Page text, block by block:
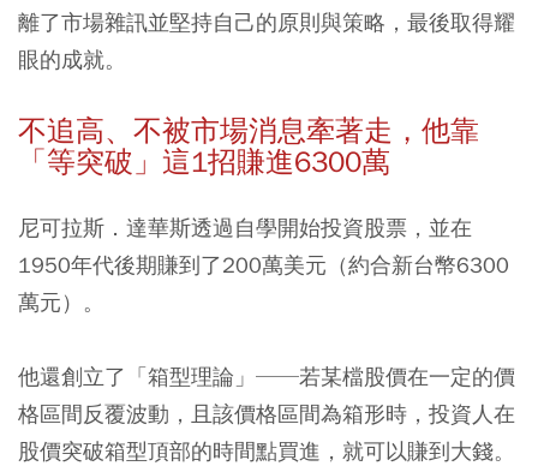
離了市場雜訊並堅持自己的原則與策略，最後取得耀
眼的成就。
不追高、不被市場消息牽著走，他靠
「等突破」這1招賺進6300萬
尼可拉斯．達華斯透過自學開始投資股票，並在
1950年代後期賺到了200萬美元（約合新台幣6300
萬元）。
他還創立了「箱型理論」──若某檔股價在一定的價
格區間反覆波動，且該價格區間為箱形時，投資人在
股價突破箱型頂部的時間點買進，就可以賺到大錢。